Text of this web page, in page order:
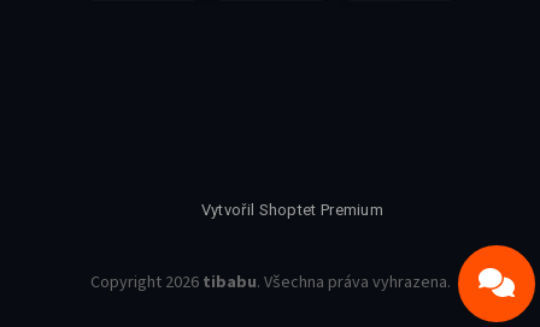
Vytvořil Shoptet Premium
Copyright 2026 tibabu. Všechna práva vyhrazena.